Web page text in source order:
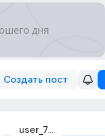
Создать пост
user_76943509